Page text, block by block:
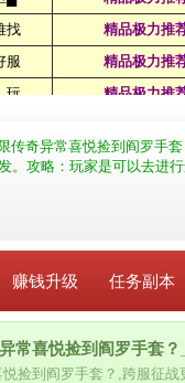
传奇异常喜悦捡到阎罗手
。攻略：玩家是可以去进
赚钱升级 任务副本
常喜悦捡到阎罗手套
捡到阎罗手套？,跨服征